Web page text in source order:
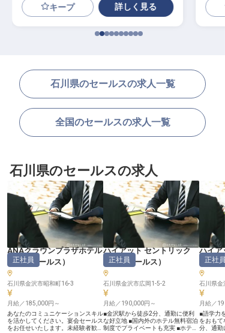
キープ 詳しく見る
石川県のセールスの求人一覧
全国のセールスの求人一覧
石川県のセールスの求人
ANAクラウンプラザホテル
金沢（セールス ）
正社員
石川県金沢市昭和町16-3
月給／185,000円～
あなたのコミュニケーションスキル
を活かしてください。宴会セールス
をお任せいたします。未経験者歓
ハイアット セントリック
金沢（セールス ）
正社員
石川県金沢市広岡1-5-2
月給／190,000円～
■金沢駅から徒歩2分、通勤に便利
な好立地 ■国内外のホテル無料宿泊
制度でプライベートも充実 ■ホテル
ハイア
金沢（
正社員
石川県金
月給／
■語学力
をおもて
分、通勤